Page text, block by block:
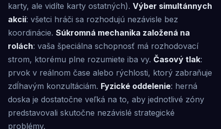
karty, ale vidíte karty ostatných). Výber simultánnych
akcií: všetci hráči sa rozhodujú nezávisle bez
koordinácie. Súkromná mechanika založená na
rolách: vaša špeciálna schopnosť má rozhodovací
strom, ktorému plne rozumiete iba vy. Časový tlak:
prvok v reálnom čase alebo rýchlosti, ktorý zabraňuje
zdĺhavým konzultáciám. Fyzické oddelenie: herná
doska je dostatočne veľká na to, aby jednotlivé zóny
predstavovali skutočne nezávislé strategické
problémy.